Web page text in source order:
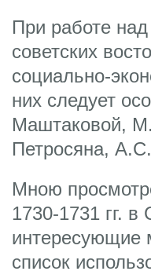
При работе
советских
социально-
них следует
Маштаковой,
Петросяна,
Мною
1730-1731 гг.
интересующие
список